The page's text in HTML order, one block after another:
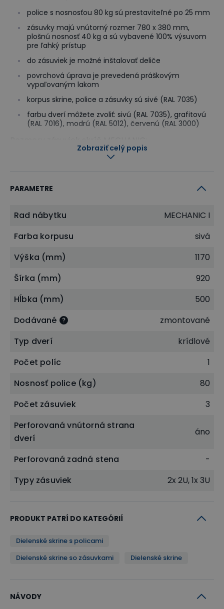
police s nosnosťou 80 kg sú prestaviteľné po 25 mm
zásuvky majú vnútorný rozmer 780 x 380 mm,
plošnú nosnosť 40 kg a sú vybavené 100% výsuvom
pre ľahký prístup
do zásuviek je možné inštalovať deliče
povrchová úprava je prevedená práškovým
vypaľovaným lakom
korpus skrine, police a zásuvky sú sivé (RAL 7035)
farbu dverí môžete zvoliť: sivú (RAL 7035), grafitovú
(RAL 7016), modrú (RAL 5012), červenú (RAL 3000)
2U - výška čela zásuvky 85 mm, výška bočnice
zásuvky 108 mm
zásuvky 153 mm
zásuvky 197 mm
Zobraziť celý popis
PARAMETRE
Rad nábytku
MECHANIC I
Farba korpusu
sivá
Výška (mm)
1170
Šírka (mm)
920
Hĺbka (mm)
500
Dodávané
zmontované
Typ dverí
krídlové
Počet políc
1
Nosnosť police (kg)
80
Počet zásuviek
3
Perforovaná vnútorná strana
dverí
áno
Perforovaná zadná stena
-
Typy zásuviek
2x 2U, 1x 3U
PRODUKT PATRÍ DO KATEGÓRIÍ
Dielenské skrine s policami
Dielenské skrine so zásuvkami
Dielenské skrine
NÁVODY